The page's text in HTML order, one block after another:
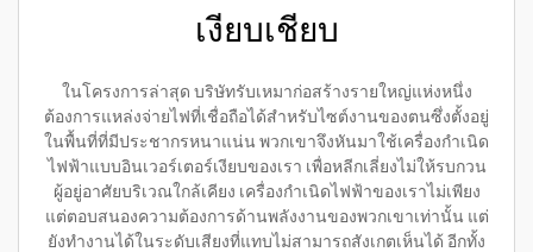
เงียบเชียบ
ในโครงการล่าสุด บริษัทรับเหมาก่อสร้างรายใหญ่แห่งหนึ่ง
ต้องการแหล่งจ่ายไฟที่เชื่อถือได้สำหรับไซต์งานของตนซึ่งตั้งอยู่
ในพื้นที่ที่มีประชากรหนาแน่น พวกเขาจึงหันมาใช้เครื่องกำเนิด
ไฟฟ้าแบบอินเวอร์เตอร์เงียบของเรา เพื่อหลีกเลี่ยงไม่ให้รบกวน
ผู้อยู่อาศัยบริเวณใกล้เคียง เครื่องกำเนิดไฟฟ้าของเราไม่เพียง
แต่ตอบสนองความต้องการด้านพลังงานของพวกเขาเท่านั้น แต่
ยังทำงานได้ในระดับเสียงที่แทบไม่สามารถสังเกตเห็นได้ อีกทั้ง